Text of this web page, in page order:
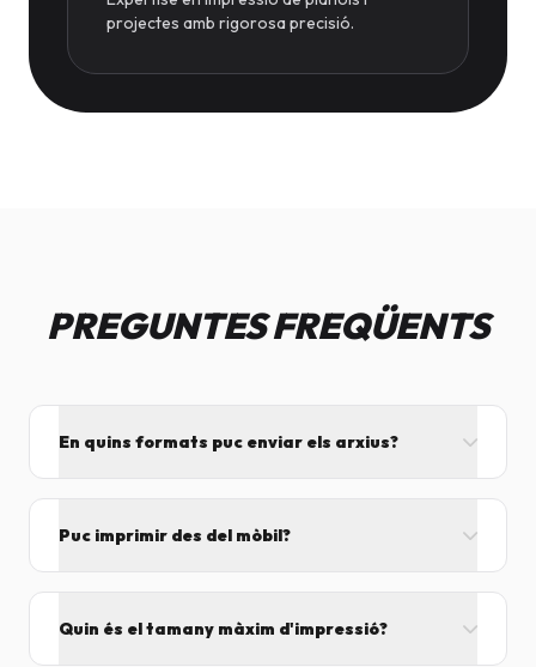
projectes amb rigorosa precisió.
PREGUNTES FREQÜENTS
En quins formats puc enviar els arxius?
Word i Excel.
Puc imprimir des del mòbil?
Quin és el tamany màxim d'impressió?